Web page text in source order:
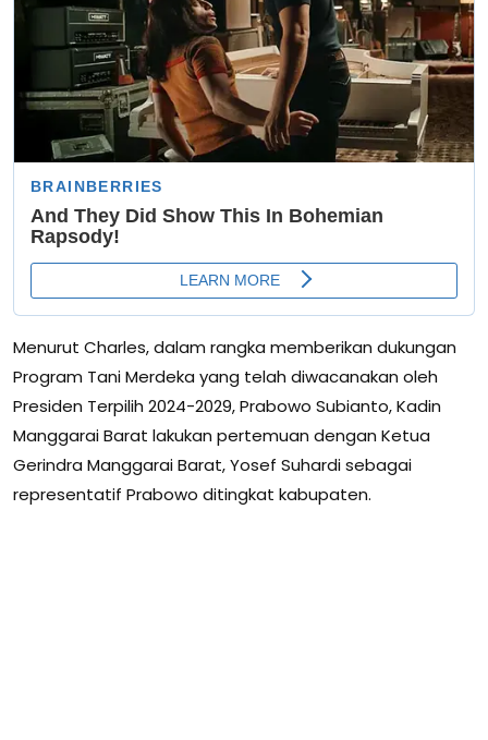
Menurut Charles, dalam rangka memberikan dukungan
Program Tani Merdeka yang telah diwacanakan oleh
Presiden Terpilih 2024-2029, Prabowo Subianto, Kadin
Manggarai Barat lakukan pertemuan dengan Ketua
Gerindra Manggarai Barat, Yosef Suhardi sebagai
representatif Prabowo ditingkat kabupaten.